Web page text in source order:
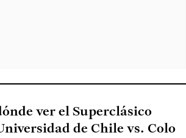
ver el Superclásico
de Chile vs. Colo